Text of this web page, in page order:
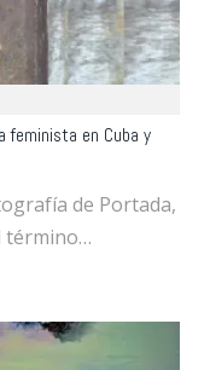
feminista en Cuba y
de Portada,
término…